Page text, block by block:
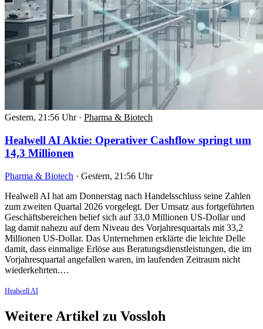
Gestern, 21:56 Uhr · Pharma & Biotech
Healwell AI Aktie: Operativer Cashflow springt um
14,3 Millionen
Pharma & Biotech · Gestern, 21:56 Uhr
Healwell AI hat am Donnerstag nach Handelsschluss seine Zahlen
zum zweiten Quartal 2026 vorgelegt. Der Umsatz aus fortgeführten
Geschäftsbereichen belief sich auf 33,0 Millionen US-Dollar und
lag damit nahezu auf dem Niveau des Vorjahresquartals mit 33,2
Millionen US-Dollar. Das Unternehmen erklärte die leichte Delle
damit, dass einmalige Erlöse aus Beratungsdienstleistungen, die im
Vorjahresquartal angefallen waren, im laufenden Zeitraum nicht
wiederkehrten.…
Healwell AI
Weitere Artikel zu Vossloh